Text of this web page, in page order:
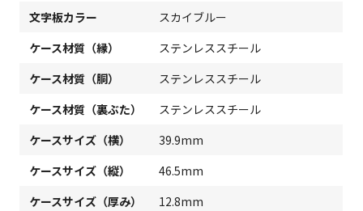
文字板カラー
スカイブルー
ケース材質（縁）
ステンレススチール
ケース材質（胴）
ステンレススチール
ケース材質（裏ぶた）
ステンレススチール
ケースサイズ（横）
39.9mm
ケースサイズ（縦）
46.5mm
ケースサイズ（厚み）
12.8mm